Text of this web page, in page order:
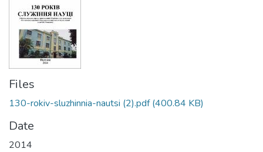
Files
130-rokiv-sluzhinnia-nautsi (2).pdf(400.84 KB)
Date
2014